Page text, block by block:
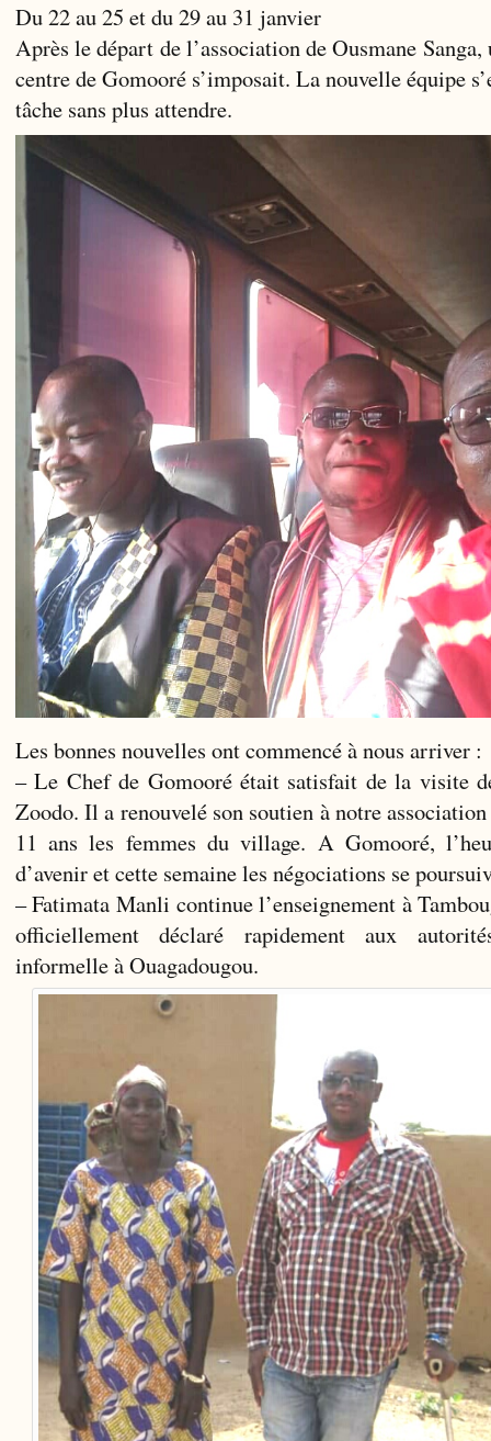
Du 22 au 25 et du 29 au 31 janvier
Après le départ de l’association de Ousmane
centre de Gomooré s’imposait. La nouvelle équipe
tâche sans plus attendre.
Les bonnes nouvelles ont commencé à nous arriver :
– Le Chef de Gomooré était satisfait de la visite
Zoodo. Il a renouvelé son soutien à notre
11 ans les femmes du village. A Gomooré,
d’avenir et cette semaine les négociations se
– Fatimata Manli continue l’enseignement à
officiellement déclaré rapidement aux
informelle à Ouagadougou.